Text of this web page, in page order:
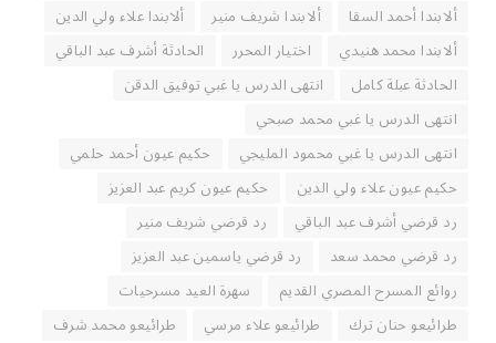
ألابندا أحمد السقا
ألابندا شريف منير
ألابندا علاء ولي الدين
ألابندا محمد هنيدي
اختيار المحرر
الحادثة أشرف عبد الباقي
الحادثة عبلة كامل
انتهى الدرس يا غبي توفيق الدقن
انتهى الدرس يا غبي محمد صبحي
انتهى الدرس يا غبي محمود المليجي
حكيم عيون أحمد حلمي
حكيم عيون علاء ولي الدين
حكيم عيون كريم عبد العزيز
رد قرضي أشرف عبد الباقي
رد قرضي شريف منير
رد قرضي محمد سعد
رد قرضي ياسمين عبد العزيز
روائع المسرح المصري القديم
سهرة العيد مسرحيات
طرائيعو حنان ترك
طرائيعو علاء مرسي
طرائيعو محمد شرف